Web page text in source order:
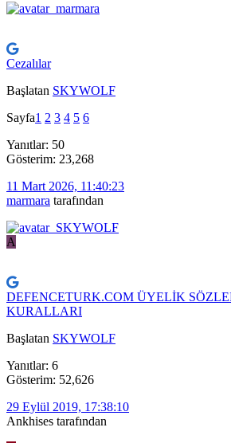
Cezalılar
Başlatan SKYWOLF
Sayfa1 2 3 4 5 6
Yanıtlar: 50
Gösterim: 23,268
11 Mart 2026, 11:40:23
marmara tarafından
A
DEFENCETURK.COM ÜYELİK
KURALLARI
Başlatan SKYWOLF
Yanıtlar: 6
Gösterim: 52,626
29 Eylül 2019, 17:38:10
Ankhises tarafından